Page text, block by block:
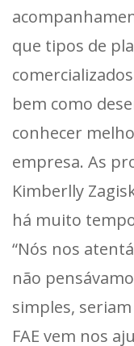
que tipos de
bem como
conhecer
empresa. As
Kimberlly
há muito
“Nós nos
não
simples,
FAE vem nos